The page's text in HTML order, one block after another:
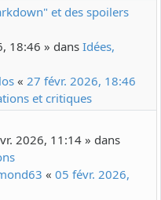
et des spoilers
18:46 » dans Idées,
« 27 févr. 2026, 18:46
et critiques
2026, 11:14 » dans
« 05 févr. 2026,